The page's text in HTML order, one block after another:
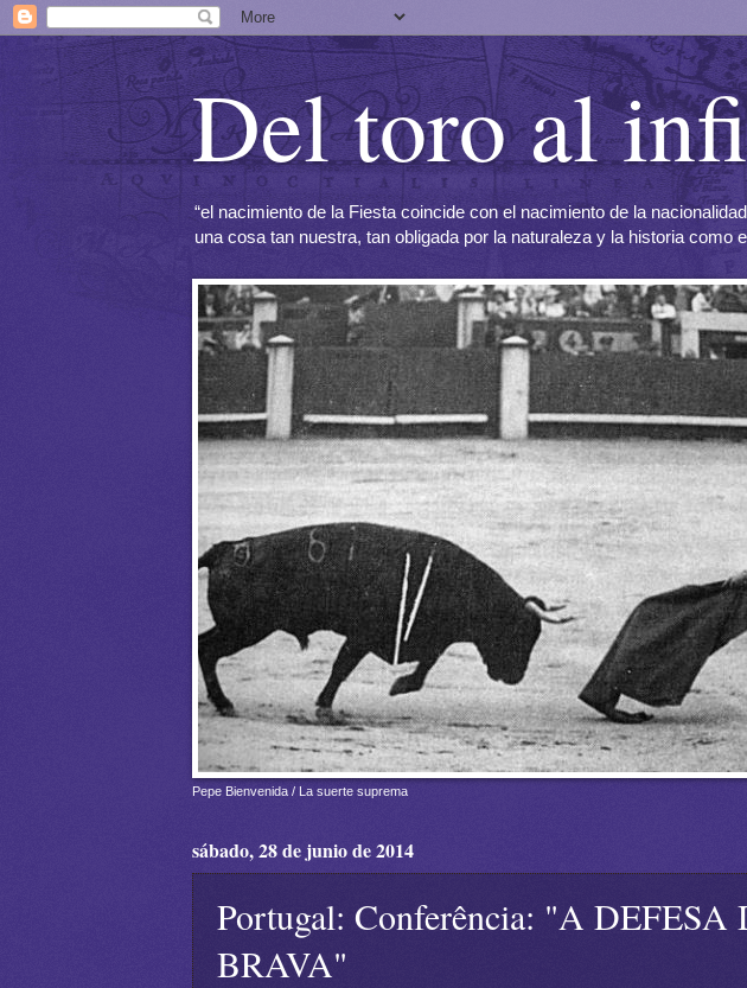
Del toro al
“el nacimiento de la Fiesta coincide con el nacimiento de la
una cosa tan nuestra, tan obligada por la naturaleza y la historia como
Pepe Bienvenida / La suerte suprema
sábado, 28 de junio de 2014
Portugal: Conferência: "A DEFESA
BRAVA"